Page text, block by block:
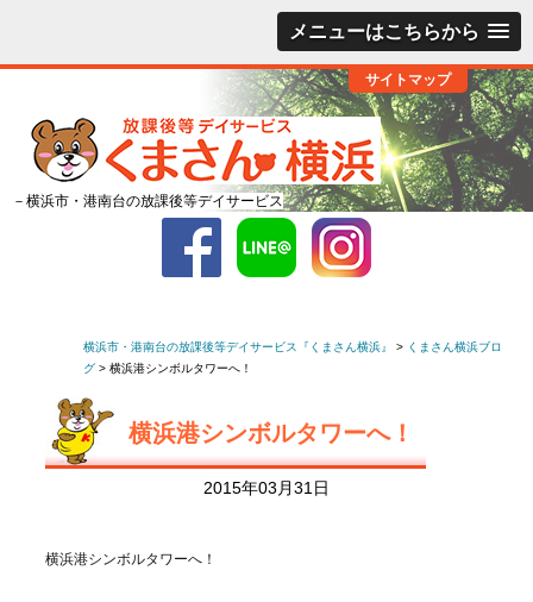
メニューはこちらから
サイトマップ
－横浜市・港南台の放課後等デイサービス
横浜市・港南台の放課後等デイサービス『くまさん横浜』 > くまさん横浜ブロ
グ > 横浜港シンボルタワーへ！
横浜港シンボルタワーへ！
2015年03月31日
横浜港シンボルタワーへ！